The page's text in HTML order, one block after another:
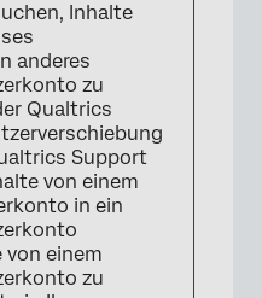
Inhalte
anderes
zu
Qualtrics
Support
von einem
in ein
von einem
zu